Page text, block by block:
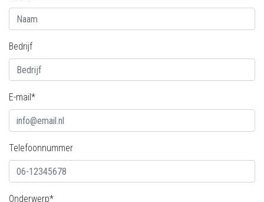
Bedrijf
E-mail*
Telefoonnummer
Onderwerp*